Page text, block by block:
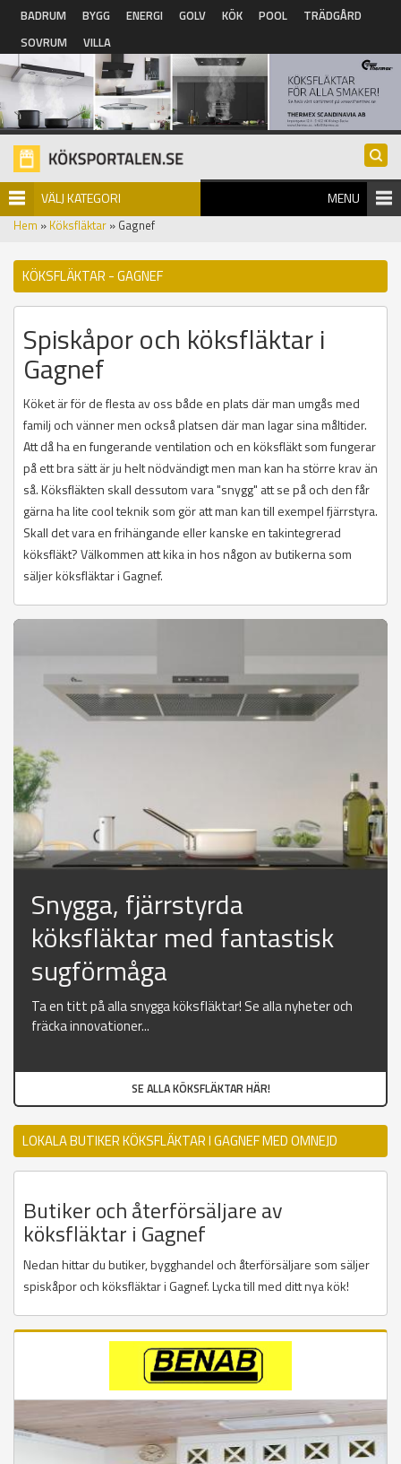
Hoppa till huvudinnehåll
BADRUM BYGG ENERGI GOLV KÖK POOL
TRÄDGÅRD
SOVRUM
VILLA
VÄLJ KATEGORI MENU
Hem » Köksfläktar » Gagnef
KÖKSFLÄKTAR - GAGNEF
Spiskåpor och köksfläktar i
Gagnef
Köket är för de flesta av oss både en plats där man umgås med
familj och vänner men också platsen där man lagar sina måltider.
Att då ha en fungerande ventilation och en köksfläkt som fungerar
på ett bra sätt är ju helt nödvändigt men man kan ha större krav än
så. Köksfläkten skall dessutom vara "snygg" att se på och den får
gärna ha lite cool teknik som gör att man kan till exempel fjärrstyra.
Skall det vara en frihängande eller kanske en takintegrerad
köksfläkt? Välkommen att kika in hos någon av butikerna som
säljer köksfläktar i Gagnef.
Snygga, fjärrstyrda
köksfläktar med fantastisk
sugförmåga
Ta en titt på alla snygga köksfläktar! Se alla nyheter och
fräcka innovationer...
SE ALLA KÖKSFLÄKTAR HÄR!
LOKALA BUTIKER KÖKSFLÄKTAR I GAGNEF MED OMNEJD
Butiker och återförsäljare av
köksfläktar i Gagnef
Nedan hittar du butiker, bygghandel och återförsäljare som säljer
spiskåpor och köksfläktar i Gagnef. Lycka till med ditt nya kök!